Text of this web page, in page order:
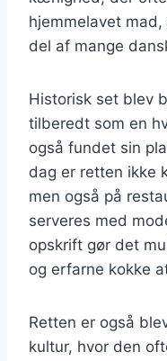
hjemmelavet
del af mange
Historisk set blev
tilberedt som en
også fundet sin
dag er retten ikke
men også på
serveres med
opskrift gør det
og erfarne kokke
Retten er også
kultur, hvor den